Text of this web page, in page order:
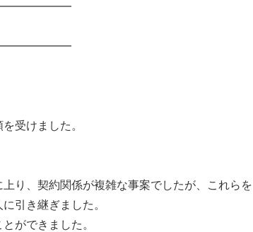
受けました。
り、契約関係が複雑な事案でしたが、これらを
引き継ぎました。
ができました。